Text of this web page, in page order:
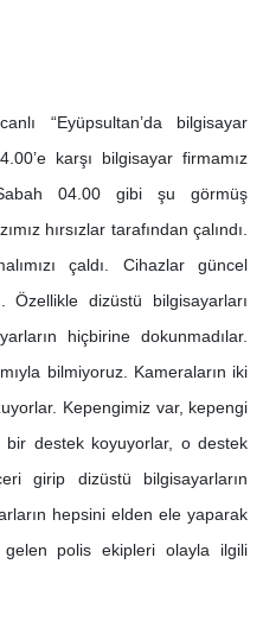
“Eyüpsultan’da bilgisayar
karşı bilgisayar firmamız
04.00 gibi şu görmüş
hırsızlar tarafından çalındı.
çaldı. Cihazlar güncel
Özellikle dizüstü bilgisayarları
hiçbirine dokunmadılar.
bilmiyoruz. Kameraların iki
Kepengimiz var, kepengi
bir destek koyuyorlar, o destek
girip dizüstü bilgisayarların
hepsini elden ele yaparak
gelen polis ekipleri olayla ilgili